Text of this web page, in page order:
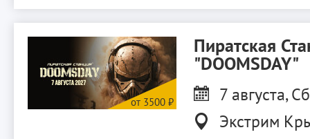
Пиратская
"DOOMSDAY"
7 августа,
Экстрим